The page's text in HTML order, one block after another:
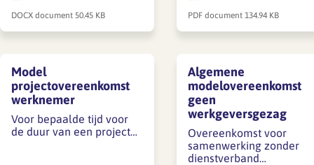
DOCX document 50.45 KB PDF document 134.94 KB
Model
projectovereenkomst
werknemer
Voor bepaalde tijd voor
de duur van een project…
Algemene
modelovereenkomst
geen
werkgeversgezag
Overeenkomst voor
samenwerking zonder
dienstverband…